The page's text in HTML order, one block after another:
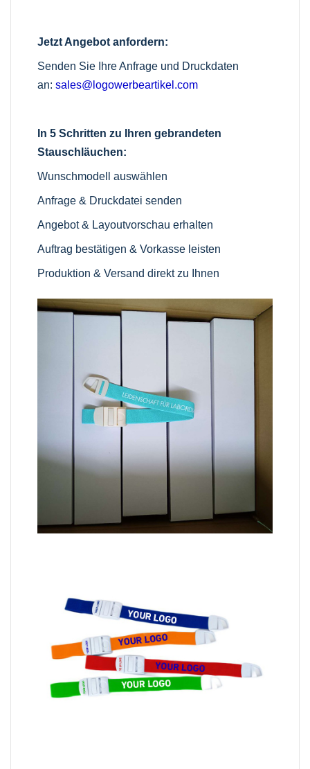
Jetzt Angebot anfordern:
Senden Sie Ihre Anfrage und Druckdaten
an:sales@logowerbeartikel.com
In 5 Schritten zu Ihren gebrandeten
Stauschläuchen:
Wunschmodell auswählen
Anfrage & Druckdatei senden
Angebot & Layoutvorschau erhalten
Auftrag bestätigen & Vorkasse leisten
Produktion & Versand direkt zu Ihnen